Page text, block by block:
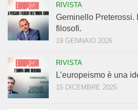
RIVISTA
Geminello Preterossi.
filosofi.
19 GENNAIO 2026
RIVISTA
L’europeismo è una
15 DICEMBRE 2025